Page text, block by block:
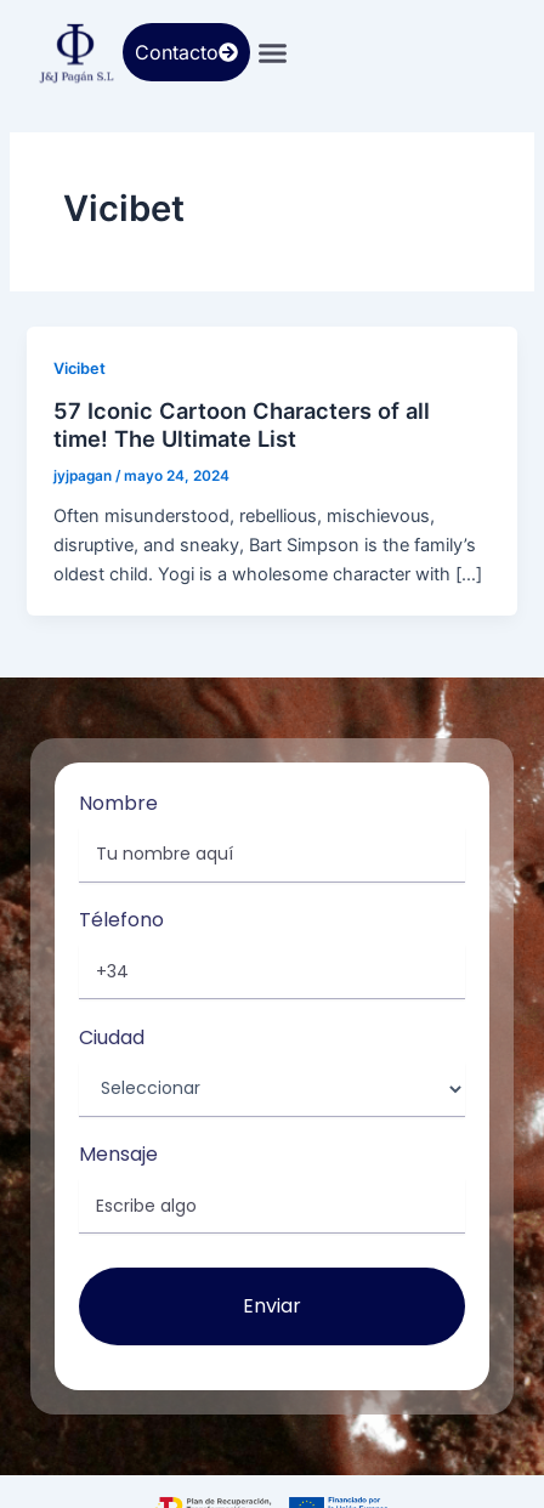
contenido
Contacto
Vicibet
Vicibet
57 Iconic Cartoon Characters of all
time! The Ultimate List
jyjpagan/mayo 24, 2024
Often misunderstood, rebellious, mischievous,
disruptive, and sneaky, Bart Simpson is the family’s
oldest child. Yogi is a wholesome character with […]
Nombre
Télefono
Ciudad
Mensaje